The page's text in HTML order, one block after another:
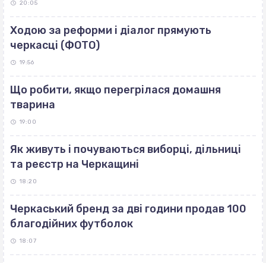
20:05
Ходою за реформи і діалог прямують
черкасці (ФОТО)
19:56
Що робити, якщо перегрілася домашня
тварина
19:00
Як живуть і почуваються виборці, дільниці
та реєстр на Черкащині
18:20
Черкаський бренд за дві години продав 100
благодійних футболок
18:07